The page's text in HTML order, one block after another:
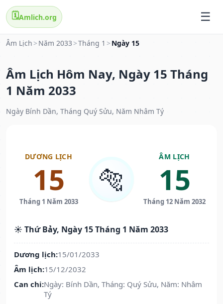
🗓️Amlich.org
Âm Lịch > Năm 2033 >Tháng 1 > Ngày 15
Âm Lịch Hôm Nay, Ngày 15 Tháng
1 Năm 2033
Ngày Bính Dần, Tháng Quý Sửu, Năm Nhâm Tý
DƯƠNG LỊCH
15
Tháng 1 Năm 2033
🐅
ÂM LỊCH
15
Tháng 12 Năm 2032
☀️ Thứ Bảy, Ngày 15 Tháng 1 Năm 2033
Dương lịch:15/01/2033
Âm lịch:15/12/2032
Can chi:Ngày: Bính Dần, Tháng: Quý Sửu, Năm: Nhâm
Tý